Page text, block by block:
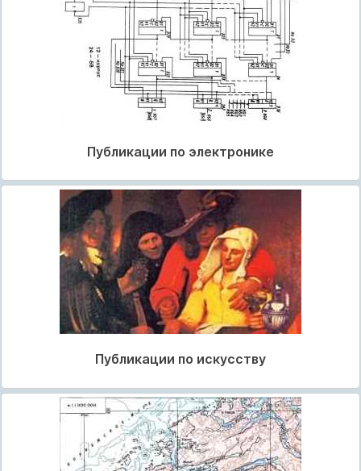
Публикации по электронике
Публикации по искусству